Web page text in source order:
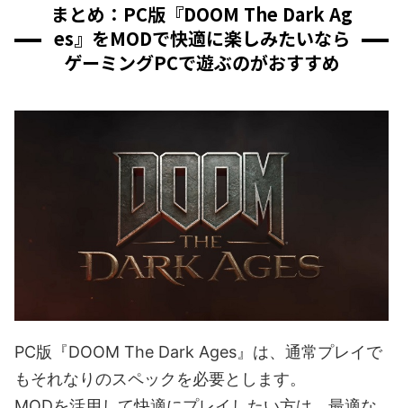
まとめ：PC版『DOOM The Dark Ag
es』をMODで快適に楽しみたいなら
ゲーミングPCで遊ぶのがおすすめ
PC版『DOOM The Dark Ages』は、通常プレイで
もそれなりのスペックを必要とします。